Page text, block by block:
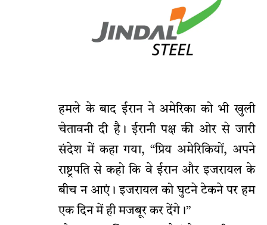
हमले के बाद ईरान ने अमेरिका को भी खुली
चेतावनी दी है। ईरानी पक्ष की ओर से जारी
संदेश में कहा गया, “प्रिय अमेरिकियों, अपने
राष्ट्रपति से कहो कि वे ईरान और इजरायल के
बीच न आएं। इजरायल को घुटने टेकने पर हम
एक दिन में ही मजबूर कर देंगे।”